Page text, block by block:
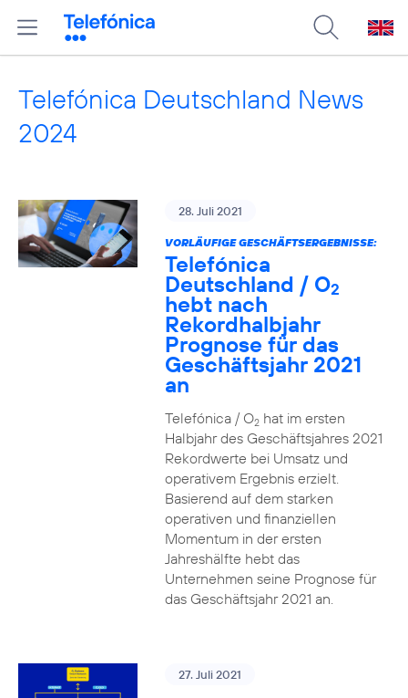
Telefónica Deutschland News
2024
28. Juli 2021
VORLÄUFIGE GESCHÄFTSERGEBNISSE:
Telefónica
Deutschland / O2
hebt nach
Rekordhalbjahr
Prognose für das
Geschäftsjahr 2021
an
Telefónica / O2hat im ersten
Halbjahr des Geschäftsjahres 2021
Rekordwerte bei Umsatz und
operativem Ergebnis erzielt.
Basierend auf dem starken
operativen und finanziellen
Momentum in der ersten
Jahreshälfte hebt das
Unternehmen seine Prognose für
das Geschäftsjahr 2021 an.
27. Juli 2021